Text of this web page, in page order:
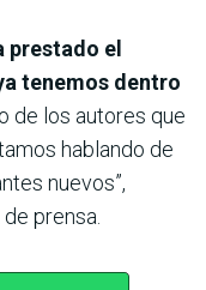
prestado el
tenemos dentro
de los autores que
hablando de
nuevos”,
prensa.